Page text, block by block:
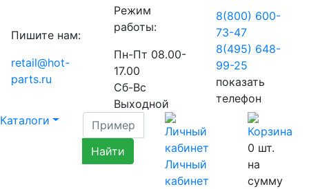
Пишите нам:
retail@hot-
parts.ru
Режим
работы:
Пн-Пт 08.00-
17.00
Сб-Вс
Выходной
8(800) 600-
73-47
8(495) 648-
99-25
показать
телефон
Каталоги
Личный
кабинет
0 шт.
на
сумму